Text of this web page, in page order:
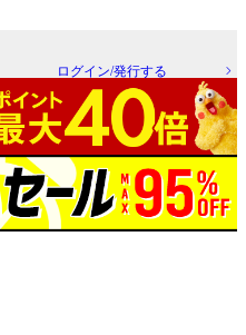
ログイン/発行する